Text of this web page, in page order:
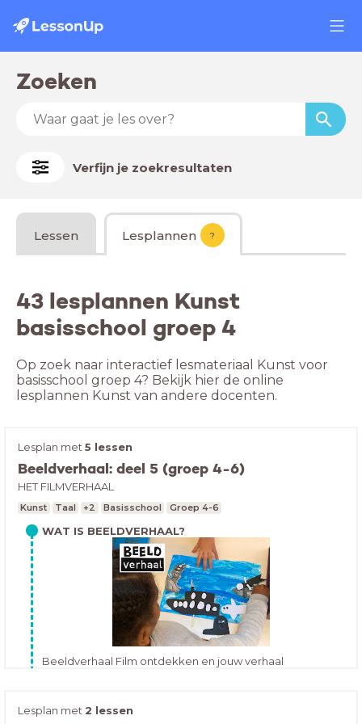
Zoeken
Verfijn je zoekresultaten
Lessen Lesplannen ?
43 lesplannen Kunst
basisschool groep 4
Op zoek naar interactief lesmateriaal Kunst voor
basisschool groep 4? Bekijk hier de online
lesplannen Kunst van andere docenten.
Lesplan met 5 lessen
Beeldverhaal: deel 5 (groep 4-6)
HET FILMVERHAAL
Kunst Taal +2 Basisschool Groep 4-6
WAT IS BEELDVERHAAL?
Beeldverhaal Film ontdekken en jouw verhaal
kerndoeldekkend voor taal. Beeldverhaal laat kinderen
Overzicht lessen FILMVERHAAL:Het verhaal in een film of
Lesplan met 2 lessen